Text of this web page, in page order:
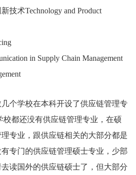
技术Technology and Product
in Supply Chain Management
个学校在本科开设了供应链管理专
校都还没有供应链管理专业，在硕
专业，跟供应链相关的大部分都是
专门的供应链管理硕士专业，少部
读国外的供应链硕士了，但大部分